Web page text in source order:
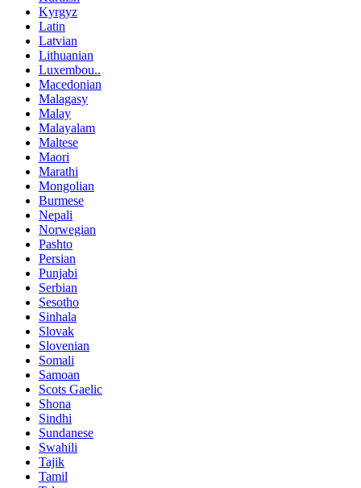
Kyrgyz
Latin
Latvian
Lithuanian
Luxembou..
Macedonian
Malagasy
Malay
Malayalam
Maltese
Maori
Marathi
Mongolian
Burmese
Nepali
Norwegian
Pashto
Persian
Punjabi
Serbian
Sesotho
Sinhala
Slovak
Slovenian
Somali
Samoan
Scots Gaelic
Shona
Sindhi
Sundanese
Swahili
Tajik
Tamil